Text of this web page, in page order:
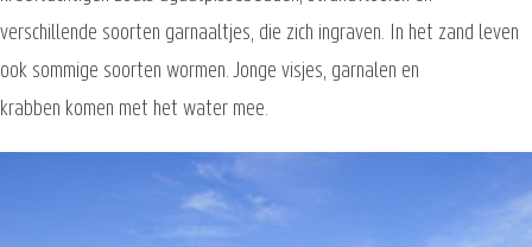
verschillende soorten garnaaltjes, die zich ingraven. In het zand leven
ook sommige soorten wormen. Jonge visjes, garnalen en
krabben komen met het water mee.